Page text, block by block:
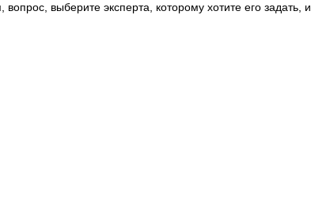
выберите эксперта, которому хотите его задать, и